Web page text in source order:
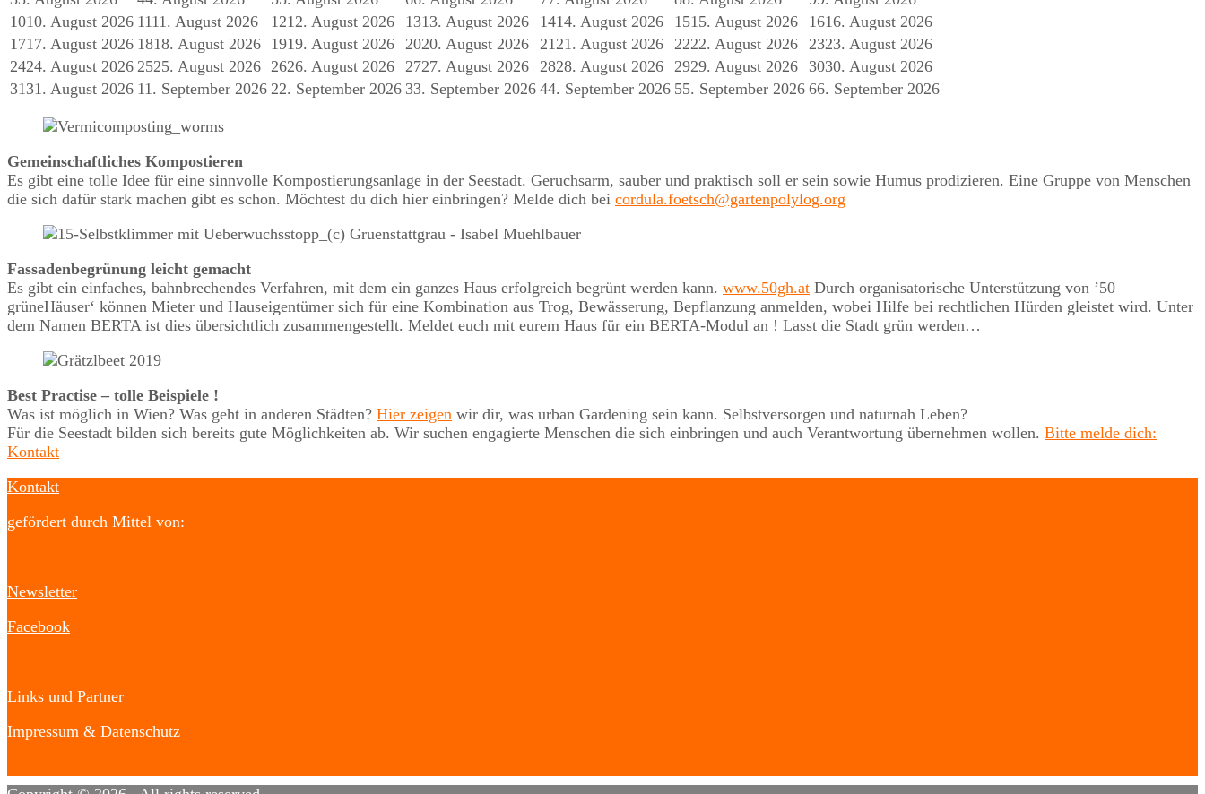
1010. August 2026 1111. August 2026 1212. August 2026 1313. August 2026 1414. August 2026 1515. August 2026 1616. August 2026
1717. August 2026 1818. August 2026 1919. August 2026 2020. August 2026 21 21. August 2026 2222. August 2026 2323. August 2026
2424. August 2026 2525. August 2026 2626. August 2026 2727. August 2026 2828. August 2026 2929. August 2026 3030. August 2026
31 31. August 2026 11. September 2026 22. September 2026 33. September 2026 44. September 2026 55. September 2026 66. September 2026
Gemeinschaftliches Kompostieren
Es gibt eine tolle Idee für eine sinnvolle Kompostierungsanlage in der Seestadt. Geruchsarm, sauber und praktisch soll er sein sowie Humus prodizieren. Eine Gruppe von Menschen
die sich dafür stark machen gibt es schon. Möchtest du dich hier einbringen? Melde dich bei cordula.foetsch@gartenpolylog.org
Fassadenbegrünung leicht gemacht
Es gibt ein einfaches, bahnbrechendes Verfahren, mit dem ein ganzes Haus erfolgreich begrünt werden kann. www.50gh.at Durch organisatorische Unterstützung von ’50
grüneHäuser‘ können Mieter und Hauseigentümer sich für eine Kombination aus Trog, Bewässerung, Bepflanzung anmelden, wobei Hilfe bei rechtlichen Hürden gleistet wird. Unter
dem Namen BERTA ist dies übersichtlich zusammengestellt. Meldet euch mit eurem Haus für ein BERTA-Modul an ! Lasst die Stadt grün werden…
Best Practise – tolle Beispiele !
Was ist möglich in Wien? Was geht in anderen Städten? Hier zeigen wir dir, was urban Gardening sein kann. Selbstversorgen und naturnah Leben?
Für die Seestadt bilden sich bereits gute Möglichkeiten ab. Wir suchen engagierte Menschen die sich einbringen und auch Verantwortung übernehmen wollen. Bitte melde dich:
Kontakt
Kontakt
gefördert durch Mittel von:
Newsletter
Facebook
Links und Partner
Impressum & Datenschutz